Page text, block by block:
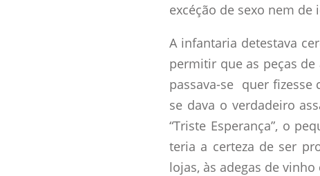
excéção de sexo nem de
A infantaria detestava
permitir que as peças
passava-se quer fizesse
se dava o verdadeiro
“Triste Esperança”, o
teria a certeza de ser
lojas, às adegas de